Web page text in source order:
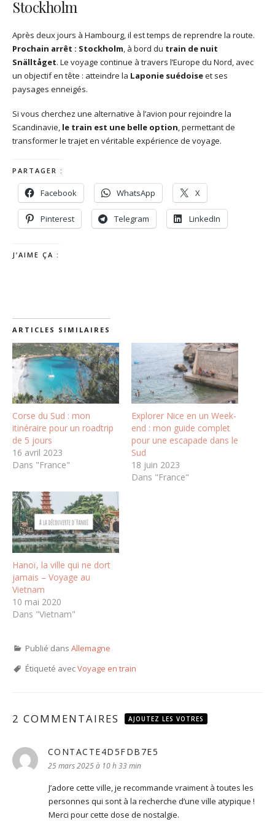
Stockholm
Après deux jours à Hambourg, il est temps de reprendre la route.
Prochain arrêt : Stockholm, à bord du train de nuit
Snälltåget. Le voyage continue à travers l’Europe du Nord, avec
un objectif en tête : atteindre la Laponie suédoiseet ses
paysages enneigés.
Si vous cherchez une alternative à l’avion pour rejoindre la
Scandinavie, le train est une belle option, permettant de
transformer le trajet en véritable expérience de voyage.
PARTAGER :
Facebook WhatsApp X
Pinterest Telegram LinkedIn
J’AIME ÇA :
ARTICLES SIMILAIRES
Corse du Sud : mon
itinéraire pour un roadtrip
de 5 jours
16 avril 2023
Dans "France"
Explorer Nice en un Week-
end : mon guide complet
pour une escapade dans le
Sud
18 juin 2023
Dans "France"
Hanoï, la ville qui ne dort
jamais – Voyage au
Vietnam
10 mai 2020
Dans "Vietnam"
Publié dans Allemagne
Étiqueté avecVoyage en train
2 COMMENTAIRES AJOUTEZ LES VOTRES
CONTACTE4D5FDB7E5
25 mars 2025 à 10 h 33 min
J’adore cette ville, je recommande vraiment à toutes les
personnes qui sont à la recherche d’une ville atypique !
Merci pour cette dose de nostalgie.